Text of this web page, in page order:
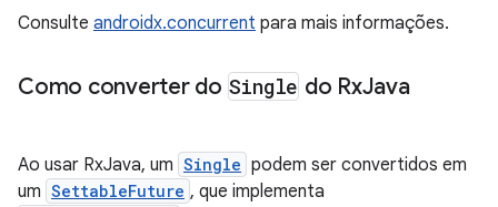
Consulte androidx.concurrent para mais informações.
Como converter do Single do RxJava
Ao usar RxJava, um Single podem ser convertidos em
um SettableFuture , que implementa